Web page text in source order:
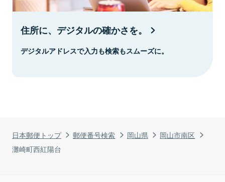
日本郵便トップ 郵便番号検索 岡山県
岡山市南区
灘崎町西紅陽台
住所に、デジタルの確かさを。
デジタルアドレスで入力も検索もスムーズに。